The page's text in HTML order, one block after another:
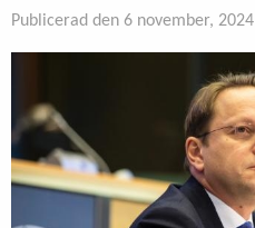
Publicerad den 6 november, 2024